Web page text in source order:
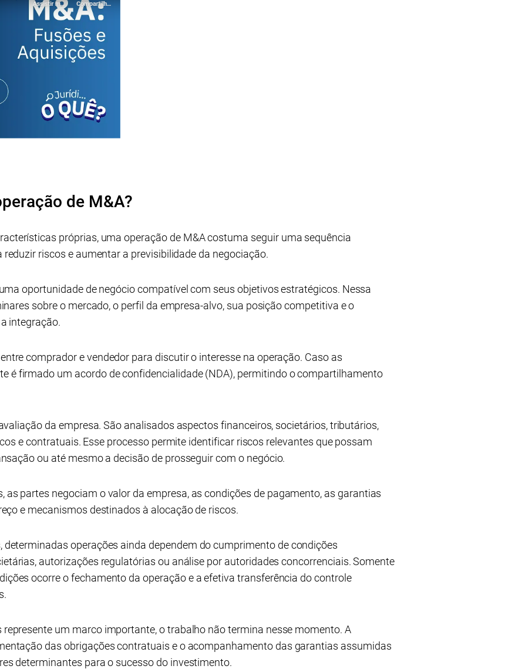
de M&A?
próprias, uma operação de M&A costuma seguir uma sequência
riscos e aumentar a previsibilidade da negociação.
oportunidade de negócio compatível com seus objetivos estratégicos. Nessa
sobre o mercado, o perfil da empresa-alvo, sua posição competitiva e o
integração.
comprador e vendedor para discutir o interesse na operação. Caso as
é firmado um acordo de confidencialidade (NDA), permitindo o compartilhamento
da empresa. São analisados aspectos financeiros, societários, tributários,
e contratuais. Esse processo permite identificar riscos relevantes que possam
ou até mesmo a decisão de prosseguir com o negócio.
as partes negociam o valor da empresa, as condições de pagamento, as garantias
e mecanismos destinados à alocação de riscos.
operações ainda dependem do cumprimento de condições
autorizações regulatórias ou análise por autoridades concorrenciais. Somente
ocorre o fechamento da operação e a efetiva transferência do controle
um marco importante, o trabalho não termina nesse momento. A
das obrigações contratuais e o acompanhamento das garantias assumidas
determinantes para o sucesso do investimento.